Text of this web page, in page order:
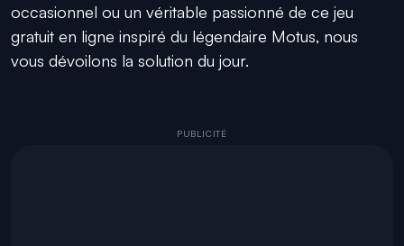
occasionnel ou un véritable passionné de ce jeu
gratuit en ligne inspiré du légendaire Motus, nous
vous dévoilons la solution du jour.